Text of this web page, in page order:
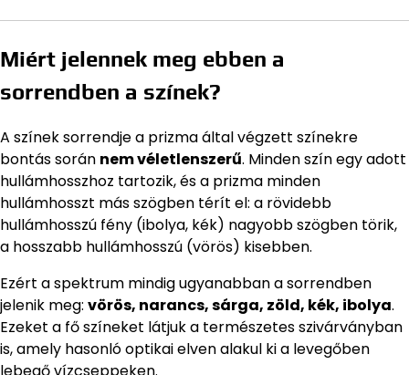
Miért jelennek meg ebben a
sorrendben a színek?
A színek sorrendje a prizma által végzett színekre
bontás során nem véletlenszerű. Minden szín egy adott
hullámhosszhoz tartozik, és a prizma minden
hullámhosszt más szögben térít el: a rövidebb
hullámhosszú fény (ibolya, kék) nagyobb szögben törik,
a hosszabb hullámhosszú (vörös) kisebben.
Ezért a spektrum mindig ugyanabban a sorrendben
jelenik meg: vörös, narancs, sárga, zöld, kék, ibolya.
Ezeket a fő színeket látjuk a természetes szivárványban
is, amely hasonló optikai elven alakul ki a levegőben
lebegő vízcseppeken.